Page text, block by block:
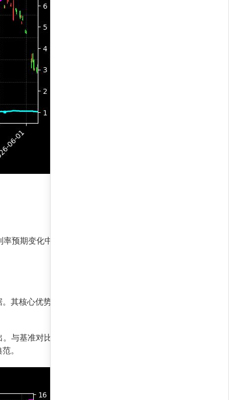
预期变化中更具韧性，而后者则受益于政策利
其核心优势在于动态调整持仓权重，快速响应
与基准对比，贝塔收益率23.7%显示策略与市
。